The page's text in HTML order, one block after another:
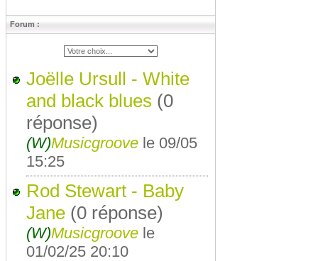
Forum :
Joëlle Ursull - White
and black blues (0
réponse)
(W)Musicgroove le 09/05
15:25
Rod Stewart - Baby
Jane (0 réponse)
(W)Musicgroove le
01/02/25 20:10